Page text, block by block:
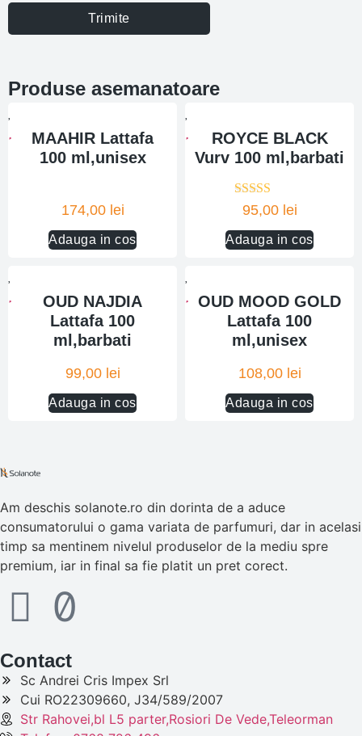
Trimite
Produse asemanatoare
MAAHIR Lattafa
100 ml,unisex
174,00 lei
Adauga in cos
ROYCE BLACK
Vurv 100 ml,barbati
95,00 lei
Adauga in cos
Evaluat la
5.00
OUD NAJDIA
Lattafa 100
ml,barbati
99,00 lei
Adauga in cos
OUD MOOD GOLD
Lattafa 100
ml,unisex
108,00 lei
Adauga in cos
Am deschis solanote.ro din dorinta de a aduce
consumatorului o gama variata de parfumuri, dar in acelasi
timp sa mentinem nivelul produselor de la mediu spre
premium, iar in final sa fie platit un pret corect.
Contact
Sc Andrei Cris Impex Srl
Cui RO22309660, J34/589/2007
Str Rahovei,bl L5 parter,Rosiori De Vede,Teleorman